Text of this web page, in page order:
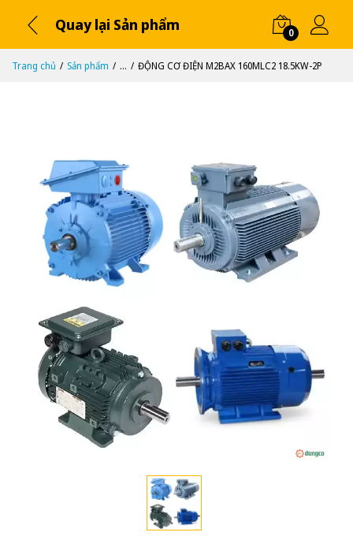
Quay lại Sản phẩm 0
Trang chủ Sản phẩm ... ĐỘNG CƠ ĐIỆN M2BAX 160MLC2 18.5KW-2P